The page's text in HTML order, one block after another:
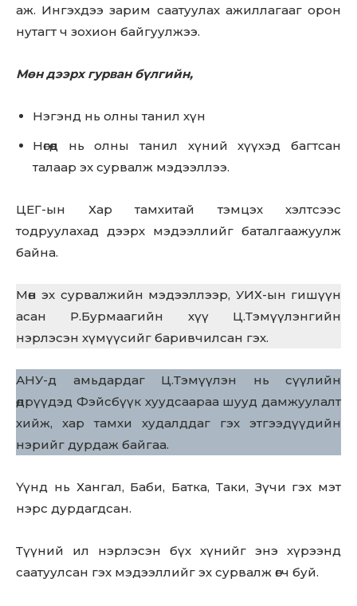
аж. Ингэхдээ зарим саатуулах ажиллагааг орон
нутагт ч зохион байгуулжээ.
Мөн дээрх гурван бүлгийн,
Нэгэнд нь олны танил хүн
Нөгөөд нь олны танил хүний хүүхэд багтсан
талаар эх сурвалж мэдээллээ.
ЦЕГ-ын Хар тамхитай тэмцэх хэлтсээс
тодруулахад дээрх мэдээллийг баталгаажуулж
байна.
Мөн эх сурвалжийн мэдээллээр, УИХ-ын гишүүн
асан Р.Бурмаагийн хүү Ц.Тэмүүлэнгийн
нэрлэсэн хүмүүсийг баривчилсан гэх.
АНУ-д амьдардаг Ц.Тэмүүлэн нь сүүлийн
өдрүүдэд Фэйсбүүк хуудсаараа шууд дамжуулалт
хийж, хар тамхи худалддаг гэх этгээдүүдийн
нэрийг дурдаж байгаа.
Үүнд нь Хангал, Баби, Батка, Таки, Зүчи гэх мэт
нэрс дурдагдсан.
Түүний ил нэрлэсэн бүх хүнийг энэ хүрээнд
саатуулсан гэх мэдээллийг эх сурвалж өгч буй.